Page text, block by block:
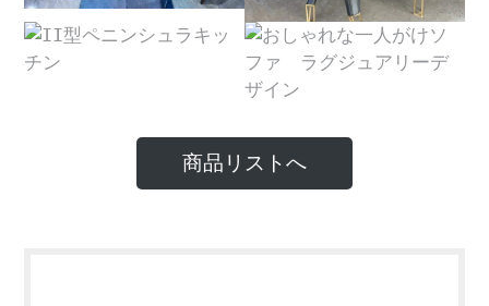
商品リストへ